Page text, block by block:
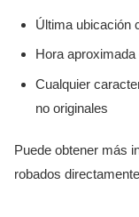
Última ubicación
Hora
Cualquier
no originales
Puede obtener más
robados